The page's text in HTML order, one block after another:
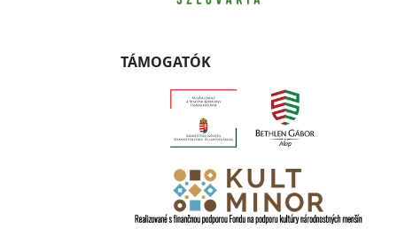
TÁMOGATÓK